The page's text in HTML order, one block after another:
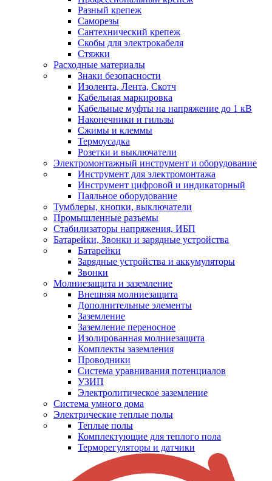
Разный крепеж
Саморезы
Сантехнический крепеж
Скобы для электрокабеля
Стяжки
Расходные материалы
Знаки безопасности
Изолента, Лента, Скотч
Кабельная маркировка
Кабельные муфты на напряжение до 1 кВ
Наконечники и гильзы
Сжимы и клеммы
Термоусадка
Розетки и выключатели
Электромонтажный инструмент и оборудование
Инструмент для электромонтажа
Инструмент цифровой и индикаторный
Паяльное оборудование
Тумблеры, кнопки, выключатели
Промышленные разъемы
Стабилизаторы напряжения, ИБП
Батарейки, Звонки и зарядные устройства
Батарейки
Зарядные устройства и аккумуляторы
Звонки
Молниезащита и заземление
Внешняя молниезащита
Дополнительные элементы
Заземление
Заземление переносное
Изолированная молниезащита
Комплекты заземления
Проводники
Система уравнивания потенциалов
УЗИП
Электролитическое заземление
Система умного дома
Электрические теплые полы
Теплые полы
Комплектующие для теплого пола
Терморегуляторы и датчики